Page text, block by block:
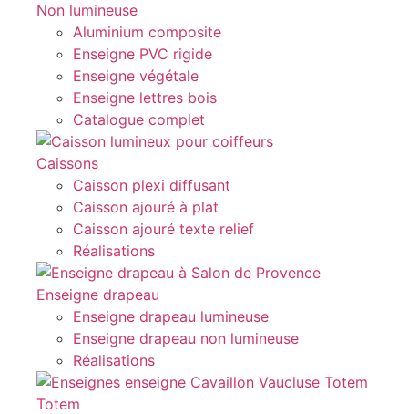
Non lumineuse
Aluminium composite
Enseigne PVC rigide
Enseigne végétale
Enseigne lettres bois
Catalogue complet
Caissons
Caisson plexi diffusant
Caisson ajouré à plat
Caisson ajouré texte relief
Réalisations
Enseigne drapeau
Enseigne drapeau lumineuse
Enseigne drapeau non lumineuse
Réalisations
Totem